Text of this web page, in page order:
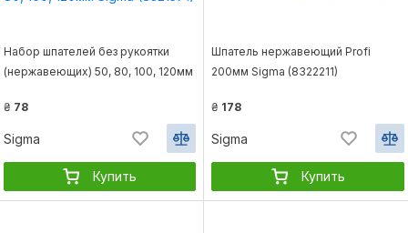
Набор шпателей без рукоятки
(нержавеющих) 50, 80, 100, 120мм
₴ 78
Sigma
Купить
Шпатель нержавеющий Profi
200мм Sigma (8322211)
₴ 178
Sigma
Купить